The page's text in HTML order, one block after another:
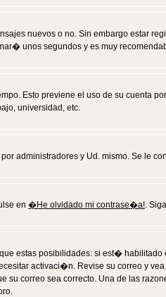
nuevos o no. Sin embargo estar
unos segundos y es muy
Esto previene el uso de su cuenta
universidad, etc.
administradores y Ud. mismo. Se le
en �He olvidado mi contrase�a!.
estas posibilidades: si est� habilitado
activaci�n. Revise su correo y
correo sea correcto. Una de las